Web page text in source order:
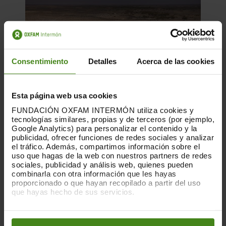
Consentimiento Detalles Acerca de las cookies
Esta página web usa cookies
FUNDACIÓN OXFAM INTERMÓN utiliza cookies y
tecnologías similares, propias y de terceros (por ejemplo,
Google Analytics) para personalizar el contenido y la
publicidad, ofrecer funciones de redes sociales y analizar
el tráfico. Además, compartimos información sobre el
uso que hagas de la web con nuestros partners de redes
sociales, publicidad y análisis web, quienes pueden
combinarla con otra información que les hayas
proporcionado o que hayan recopilado a partir del uso
que hayas hecho de sus servicios.
preferencias accediendo a nuestraPolítica de Cookieso
18.05.2022
Un retard perillós 2: el preu de la
inacció
de mitjana, la gana podria estar cobrant-